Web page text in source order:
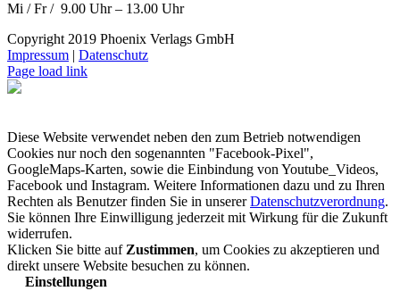
Mi / Fr / 9.00 Uhr – 13.00 Uhr
Copyright 2019 Phoenix Verlags GmbH
Impressum
Datenschutz
Page load link
Diese Website verwendet neben den zum Betrieb notwendigen
Cookies nur noch den sogenannten "Facebook-Pixel",
GoogleMaps-Karten, sowie die Einbindung von Youtube_Videos,
Facebook und Instagram. Weitere Informationen dazu und zu Ihren
Rechten als Benutzer finden Sie in unsererDatenschutzverordnung.
Sie können Ihre Einwilligung jederzeit mit Wirkung für die Zukunft
widerrufen.
Klicken Sie bitte aufZustimmen, um Cookies zu akzeptieren und
direkt unsere Website besuchen zu können.
Einstellungen